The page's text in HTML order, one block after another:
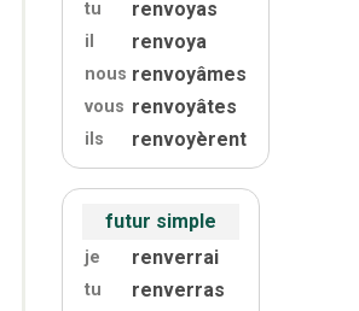
tu renvoyas
il renvoya
nous renvoyâmes
vous renvoyâtes
ils renvoyèrent
futur simple
je renverrai
tu
renverras